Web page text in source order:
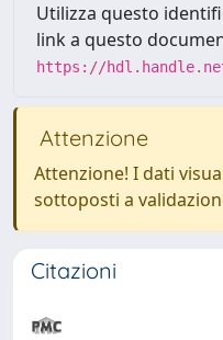
Utilizza questo
link a questo
https://
Attenzione
Attenzione! I dati
sottoposti a
Citazioni